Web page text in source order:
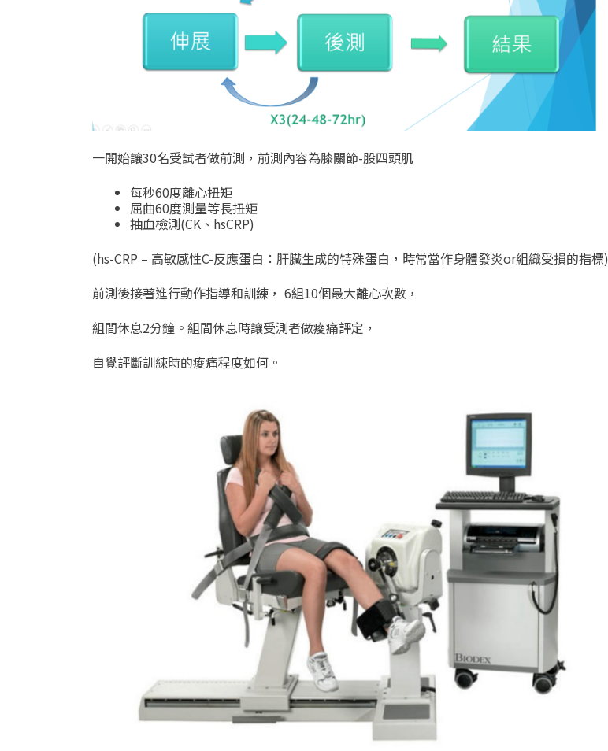
一開始讓30名受試者做前測，前測內容為膝關節-股四頭肌
每秒60度離心扭矩
屈曲60度測量等長扭矩
抽血檢測(CK、hsCRP)
(hs-CRP – 高敏感性C-反應蛋白：肝臟生成的特殊蛋白，時常當作身體發炎or組織受損的指標)
前測後接著進行動作指導和訓練， 6組10個最大離心次數，
組間休息2分鐘 。組間休息時讓受測者做痠痛評定，
自覺評斷訓練時的痠痛程度如何。